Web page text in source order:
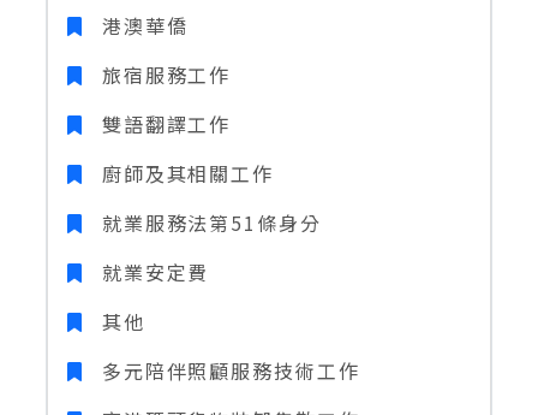
港澳華僑
旅宿服務工作
雙語翻譯工作
廚師及其相關工作
就業服務法第51條身分
就業安定費
其他
多元陪伴照顧服務技術工作